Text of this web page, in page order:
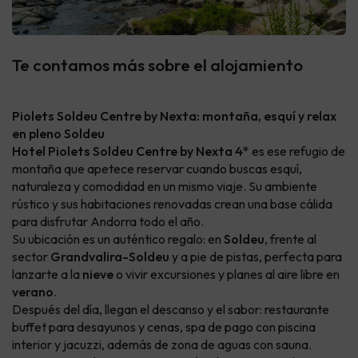
Te contamos más sobre el alojamiento
Piolets Soldeu Centre by Nexta: montaña, esquí y relax
en pleno Soldeu
Hotel Piolets Soldeu Centre by Nexta 4* es ese refugio de
montaña que apetece reservar cuando buscas esquí,
naturaleza y comodidad en un mismo viaje. Su ambiente
rústico y sus habitaciones renovadas crean una base cálida
para disfrutar Andorra todo el año.
Su ubicación es un auténtico regalo: en Soldeu, frente al
sector Grandvalira-Soldeu y a pie de pistas, perfecta para
lanzarte a la nieve o vivir excursiones y planes al aire libre en
verano.
Después del día, llegan el descanso y el sabor: restaurante
buffet para desayunos y cenas, spa de pago con piscina
interior y jacuzzi, además de zona de aguas con sauna.